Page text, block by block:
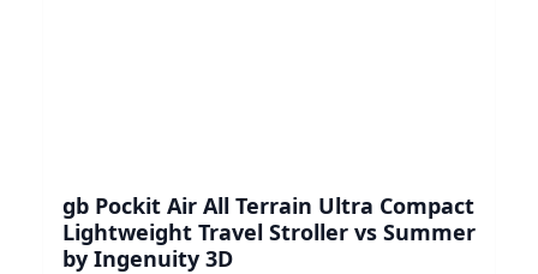
gb Pockit Air All Terrain Ultra Compact
Lightweight Travel Stroller vs Summer
by Ingenuity 3D